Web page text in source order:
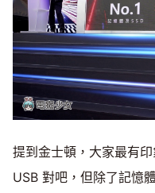
提到金士頓，大家最有
USB 對吧，但除了記憶